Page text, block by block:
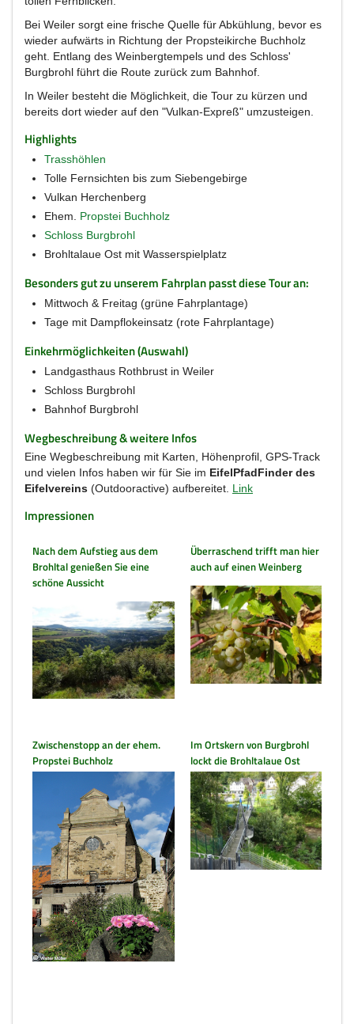
Bei Weiler sorgt eine frische Quelle für Abkühlung, bevor es
wieder aufwärts in Richtung der Propsteikirche Buchholz
geht. Entlang des Weinbergtempels und des Schloss'
Burgbrohl führt die Route zurück zum Bahnhof.
In Weiler besteht die Möglichkeit, die Tour zu kürzen und
bereits dort wieder auf den "Vulkan-Expreß" umzusteigen.
Highlights
Trasshöhlen
Tolle Fernsichten bis zum Siebengebirge
Vulkan Herchenberg
Ehem. Propstei Buchholz
Schloss Burgbrohl
Brohltalaue Ost mit Wasserspielplatz
Besonders gut zu unserem Fahrplan passt diese Tour an:
Mittwoch & Freitag (grüne Fahrplantage)
Tage mit Dampflokeinsatz (rote Fahrplantage)
Einkehrmöglichkeiten (Auswahl)
Landgasthaus Rothbrust in Weiler
Schloss Burgbrohl
Bahnhof Burgbrohl
Wegbeschreibung & weitere Infos
Eine Wegbeschreibung mit Karten, Höhenprofil, GPS-Track
und vielen Infos haben wir für Sie im EifelPfadFinder des
Eifelvereins (Outdooractive) aufbereitet. Link
Impressionen
Nach dem Aufstieg aus dem
Brohltal genießen Sie eine
schöne Aussicht
Überraschend trifft man hier
auch auf einen Weinberg
Zwischenstopp an der ehem.
Propstei Buchholz
Im Ortskern von Burgbrohl
lockt die Brohltalaue Ost